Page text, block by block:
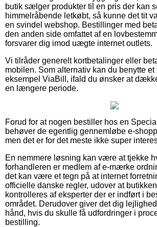
butik sælger produkter til en pris der kan
himmelråbende letkøbt, så kunne det tit
en svindel webshop. Bestillinger med
den anden side omfattet af en
forsvarer dig imod uægte internet outlets.
Vi tilråder generelt kortbetalinger eller
mobilen. Som alternativ kan du benytte et
eksempel ViaBill, ifald du ønsker at
en længere periode.
Forud for at nogen bestiller hos en
behøver de egentlig gennemløbe e-
men det er for det meste ikke super
En nemmere løsning kan være at tjekke
forhandleren er medlem af e-mærke
det kan være et tegn på at internet
officielle danske regler, udover at
kontrolleres af eksperter der er indført i
området. Derudover giver det dig
hånd, hvis du skulle få udfordringer i
bestilling.